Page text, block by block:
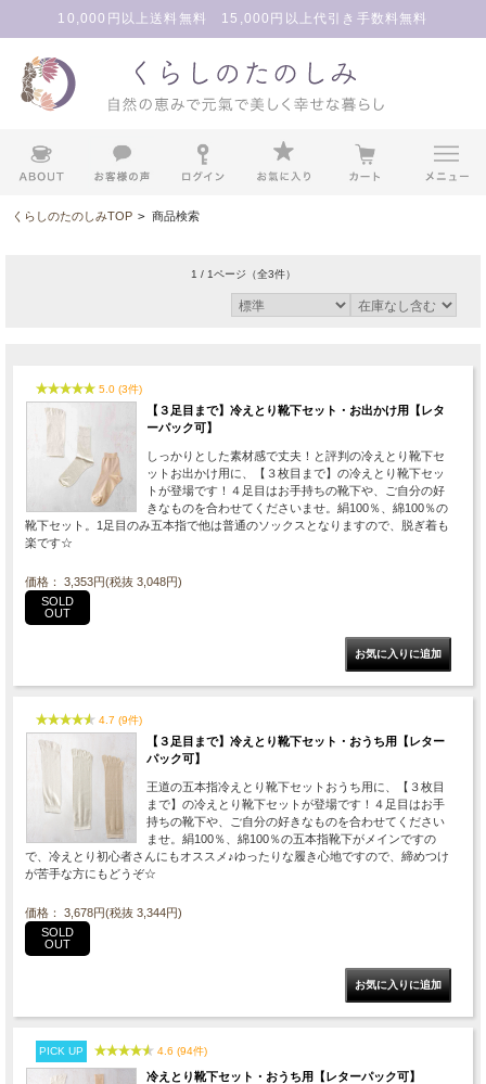
10,000円以上送料無料 15,000円以上代引き手数料無料
くらしのたのしみTOP > 商品検索
1 / 1ページ （全3件）
5.0 (3件)
【３足目まで】冷えとり靴下セット・お出かけ用【レタ
ーパック可】
しっかりとした素材感で丈夫！と評判の冷えとり靴下セ
ットお出かけ用に、【３枚目まで】の冷えとり靴下セッ
トが登場です！４足目はお手持ちの靴下や、ご自分の好
きなものを合わせてくださいませ。絹100％、綿100％の
靴下セット。1足目のみ五本指で他は普通のソックスとなりますので、脱ぎ着も
楽です☆
価格： 3,353円(税抜 3,048円)
SOLD
OUT
4.7 (9件)
【３足目まで】冷えとり靴下セット・おうち用【レター
パック可】
王道の五本指冷えとり靴下セットおうち用に、【３枚目
まで】の冷えとり靴下セットが登場です！４足目はお手
持ちの靴下や、ご自分の好きなものを合わせてください
ませ。絹100％、綿100％の五本指靴下がメインですの
で、冷えとり初心者さんにもオススメ♪ゆったりな履き心地ですので、締めつけ
が苦手な方にもどうぞ☆
価格： 3,678円(税抜 3,344円)
SOLD
OUT
PICK UP 4.6 (94件)
冷えとり靴下セット・おうち用【レターパック可】